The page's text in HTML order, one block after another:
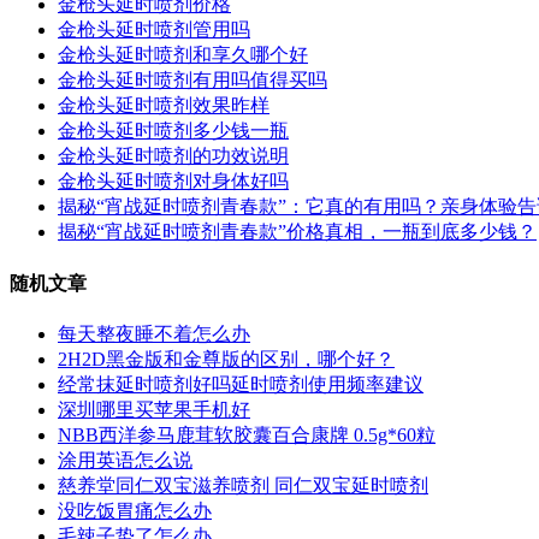
金枪头延时喷剂价格
金枪头延时喷剂管用吗
金枪头延时喷剂和享久哪个好
金枪头延时喷剂有用吗值得买吗
金枪头延时喷剂效果昨样
金枪头延时喷剂多少钱一瓶
金枪头延时喷剂的功效说明
金枪头延时喷剂对身体好吗
揭秘“宵战延时喷剂青春款”：它真的有用吗？亲身体验告
揭秘“宵战延时喷剂青春款”价格真相，一瓶到底多少钱？
随机文章
每天整夜睡不着怎么办
2H2D黑金版和金尊版的区别，哪个好？
经常抹延时喷剂好吗延时喷剂使用频率建议
深圳哪里买苹果手机好
NBB西洋参马鹿茸软胶囊百合康牌 0.5g*60粒
涂用英语怎么说
慈养堂同仁双宝滋养喷剂 同仁双宝延时喷剂
没吃饭胃痛怎么办